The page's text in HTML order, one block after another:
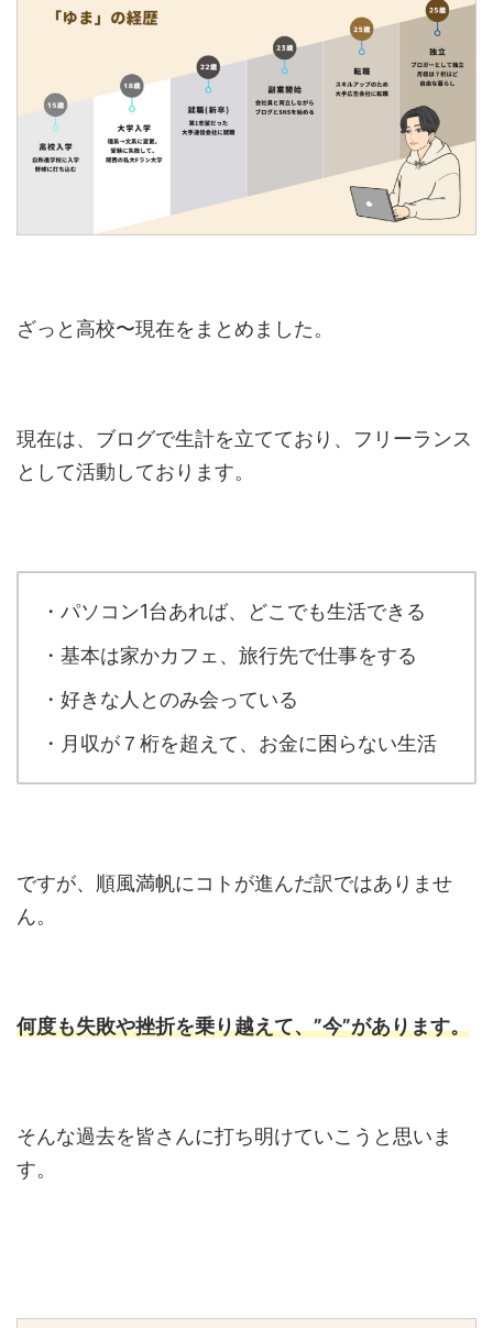
ざっと高校〜現在をまとめました。
現在は、ブログで生計を立てており、フリーランス
として活動しております。
・パソコン1台あれば、どこでも生活できる
・基本は家かカフェ、旅行先で仕事をする
・好きな人とのみ会っている
・月収が７桁を超えて、お金に困らない生活
ですが、順風満帆にコトが進んだ訳ではありませ
ん。
何度も失敗や挫折を乗り越えて、”今”があります。
そんな過去を皆さんに打ち明けていこうと思いま
す。